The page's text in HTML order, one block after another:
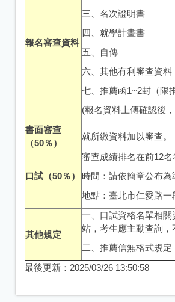
報名審查資料
三、名次證明書
四、就學計畫書
五、自傳
六、其他有利審查資料
七、推薦函1~2封（限
(報名資料上傳確認後
書面審查
（50％）
就所繳資料加以審查。
口試（50％）
審查成績排名在前12名
時間：請依簡章公布為
地點：臺北市仁愛路一
其他規定
一、口試資格名單相
站，考生應主動查詢，
二、推薦信無格式規定
最後更新： 2025/03/26 13:50:58